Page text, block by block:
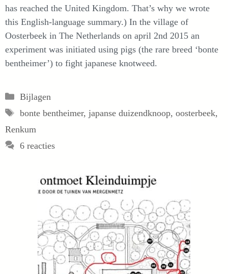
has reached the United Kingdom. That’s why we wrote
this English-language summary.) In the village of
Oosterbeek in The Netherlands on april 2nd 2015 an
experiment was initiated using pigs (the rare breed ‘bonte
bentheimer’) to fight japanese knotweed.
Categorieën
Bijlagen
Tags
bonte bentheimer, japanse duizendknoop, oosterbeek,
Renkum
6 reacties